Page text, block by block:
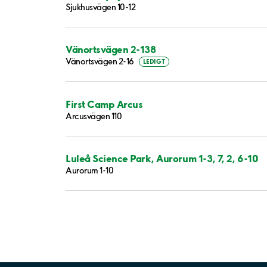
Sjukhusvägen 10-12
Vänortsvägen 2-138
Vänortsvägen 2-16 LEDIGT
First Camp Arcus
Arcusvägen 110
Luleå Science Park, Aurorum 1-3, 7, 2, 6-10
Aurorum 1-10